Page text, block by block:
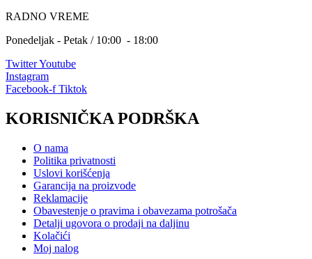
RADNO VREME
Ponedeljak - Petak / 10:00 - 18:00
TwitterYoutube
Instagram
Facebook-f Tiktok
KORISNIČKA PODRŠKA
O nama
Politika privatnosti
Uslovi korišćenja
Garancija na proizvode
Reklamacije
Obavestenje o pravima i obavezama potrošača
Detalji ugovora o prodaji na daljinu
Kolačići
Moj nalog